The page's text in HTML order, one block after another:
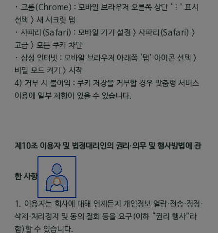
･ 크롬(Chrome) : 모바일 브라우저 오른쪽 상단 ‘⋮’ 표시
선택 > 새 시크릿 탭
･ 사파리(Safari) : 모바일 기기 설정 > 사파리(Safari) >
고급 > 모든 쿠키 차단
･ 삼성 인터넷 : 모바일 브라우저 아래쪽 ‘탭’ 아이콘 선택 >
비밀 모드 켜기 > 시작
4) 거부 시 불이익 : 쿠키 저장을 거부할 경우 맞춤형 서비스
이용에 일부 제한이 있을 수 있습니다.
제 10조 이용자 및 법정대리인의 권리 ·의무 및 행사방법에 관
한 사항
1. 이용자는 회사에 대해 언제든지 개인정보 열람·전송·정정 ·
삭제 ·처리정지 및 동의 철회 등을 요구(이하 “권리 행사”라
함)할 수 있습니다.